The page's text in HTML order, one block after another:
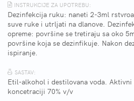
INSTRUKCIJE ZA UPOTREBU:
Dezinfekcija ruku: naneti 2-3ml
suve ruke i utrljati na dlanove.
opreme: površine se tretiraju sa oko
površine koja se dezinfikuje. Nakon
ispiranje.
SASTAV:
Etil-alkohol i destilovana voda.
koncetraciji 70% v/v